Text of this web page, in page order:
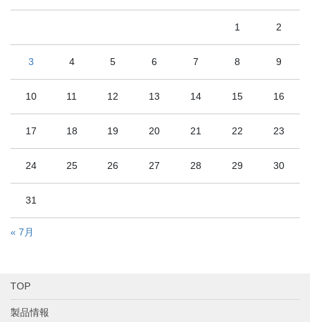
1 2
3 4 5 6 7 8 9
10 11 12 13 14 15 16
17 18 19 20 21 22 23
24 25 26 27 28 29 30
31
« 7月
TOP
製品情報